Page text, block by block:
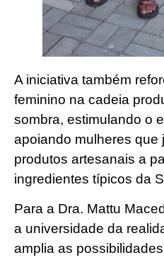
A iniciativa também
feminino na cadeia
sombra, estimulando o
apoiando mulheres que
produtos artesanais a
ingredientes típicos da
Para a Dra. Mattu
a universidade da
amplia as